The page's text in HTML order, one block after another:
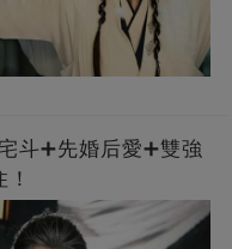
斗➕先婚后愛➕雙強